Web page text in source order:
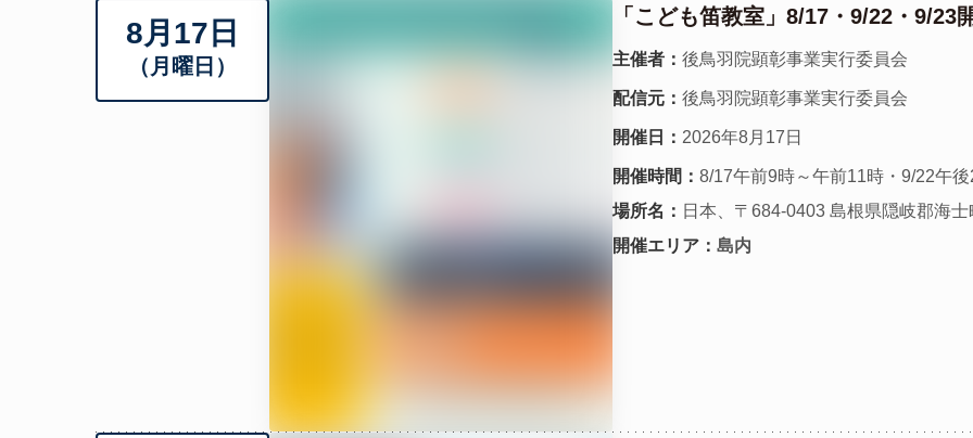
8月17日
（月曜日）
「こども笛教室」8/17・9/22・9/23
主催者： 後鳥羽院顕彰事業実行委員会
配信元： 後鳥羽院顕彰事業実行委員会
開催日： 2026年8月17日
開催時間： 8/17午前9時～午前11時・9/22午
場所名： 日本、〒684-0403 島根県隠岐郡海
開催エリア： 島内